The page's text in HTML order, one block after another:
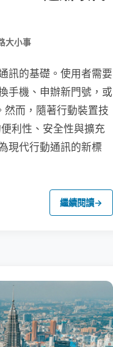
大小事
訊的基礎。使用者需要
手機、申辦新門號，或
然而，隨著行動裝置技
利性、安全性與擴充
現代行動通訊的新標
繼續閱讀→